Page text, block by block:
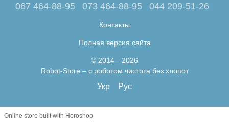
067 464-88-95 073 464-88-95 044 209-51-26
Контакты
Полная версия сайта
© 2014—2026
Robot-Store – с роботом чистота без хлопот
Укр Рус
Online store built with Horoshop